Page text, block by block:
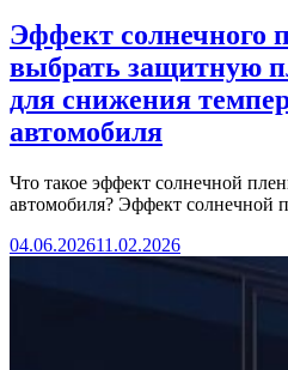
Эффект солнечного
выбрать защитную
для снижения
автомобиля
Что такое эффект солнечной
автомобиля? Эффект
04.06.202611.02.2026